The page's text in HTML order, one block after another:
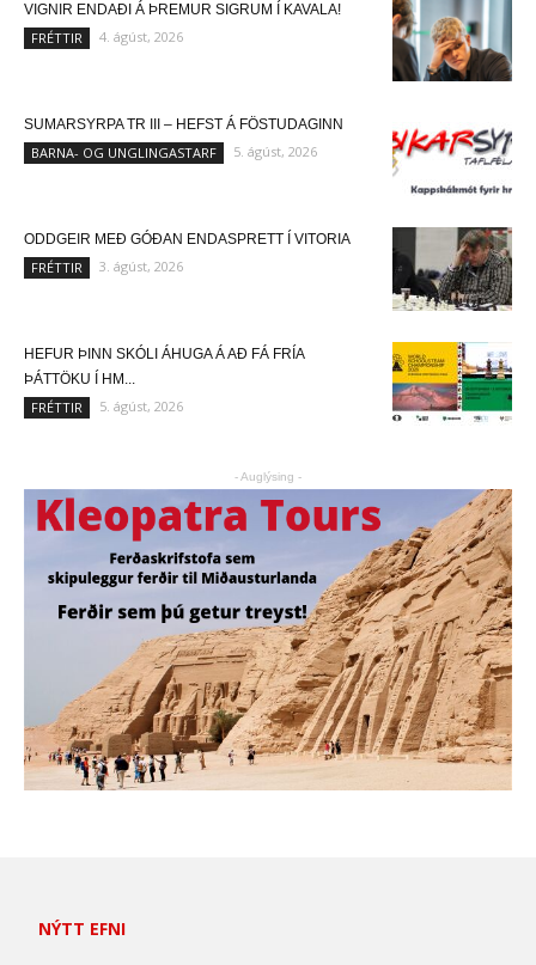
VIGNIR ENDAÐI Á ÞREMUR SIGRUM Í KAVALA!
FRÉTTIR 4. ágúst, 2026
SUMARSYRPA TR III – HEFST Á FÖSTUDAGINN
BARNA- OG UNGLINGASTARF 5. ágúst, 2026
ODDGEIR MEÐ GÓÐAN ENDASPRETT Í VITORIA
FRÉTTIR 3. ágúst, 2026
HEFUR ÞINN SKÓLI ÁHUGA Á AÐ FÁ FRÍA
ÞÁTTÖKU Í HM...
FRÉTTIR 5. ágúst, 2026
- Auglýsing -
NÝTT EFNI